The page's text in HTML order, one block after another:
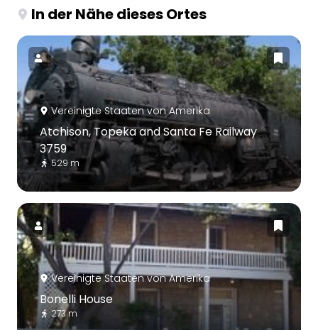
In der Nähe dieses Ortes
Vereinigte Staaten von Amerika
Atchison, Topeka and Santa Fe Railway
3759
529 m
Vereinigte Staaten von Amerika
Bonelli House
273 m